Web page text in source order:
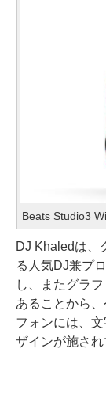
Beats Studio3
DJ Khaledは、
る人気DJ兼プ
し、またグラ
あることから
フォンには、
ザインが施され